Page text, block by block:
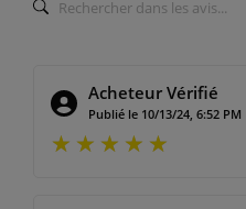
Acheteur Vérifié
Publié le 10/13/24, 6:52 PM